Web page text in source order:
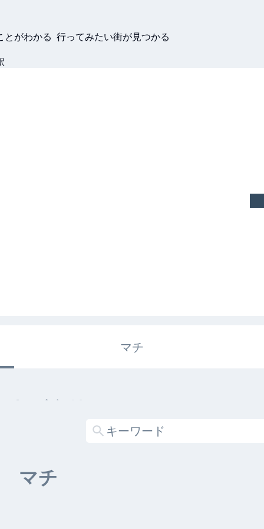
とがわかる 行ってみたい街が見つかる
マチ
キガタリ
マチ